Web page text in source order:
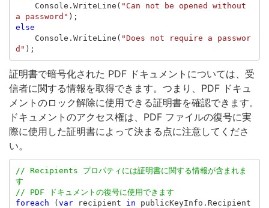
Console . WriteLine ( "Can not be opened without
a password" );
else
Console . WriteLine ( "Does not require a passwor
d" );
証明書で暗号化された PDF ドキュメントについては、受
信者に関する情報を取得できます。つまり、PDF ドキュ
メントのロック解除に使用できる証明書を確認できます。
ドキュメントのアクセス権は、PDF ファイルの復号に実
際に使用した証明書によって決まる点に注意してくださ
い。
// Recipients プロパティには証明書に関する情報が含まれま
す
// PDF ドキュメントの復号に使用できます
foreach
( var recipient in publicKeyInfo . Recipient